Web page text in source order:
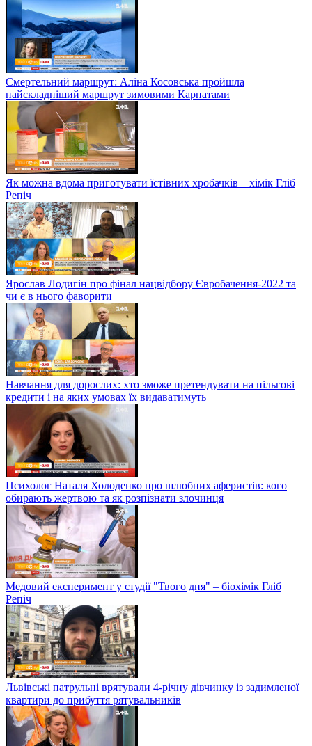
Смертельний маршрут: Аліна Косовська пройшла
найскладніший маршрут зимовими Карпатами
Як можна вдома приготувати їстівних хробачків – хімік Гліб
Репіч
Ярослав Лодигін про фінал нацвідбору Євробачення-2022 та
чи є в нього фаворити
Навчання для дорослих: хто зможе претендувати на пільгові
кредити і на яких умовах їх видаватимуть
Психолог Наталя Холоденко про шлюбних аферистів: кого
обирають жертвою та як розпізнати злочинця
Медовий експеримент у студії "Твого дня" – біохімік Гліб
Репіч
Львівські патрульні врятували 4-річну дівчинку із задимленої
квартири до прибуття рятувальників